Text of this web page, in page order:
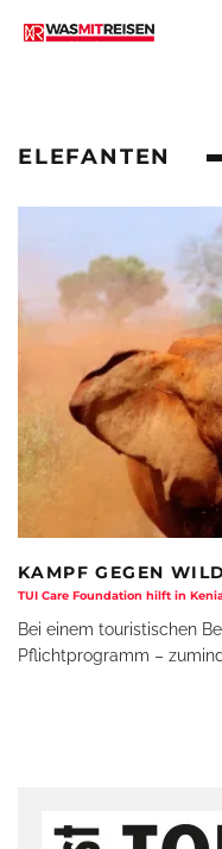
ELEFANTEN
KAMPF GEGEN
TUI Care Foundation hilft in
Bei einem touristischen
Pflichtprogramm –